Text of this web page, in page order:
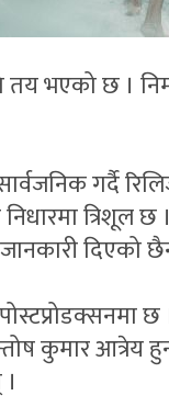
तय भएको छ ।
गर्दै
त्रिशूल
दिएको
छ
कुमार आत्रेय